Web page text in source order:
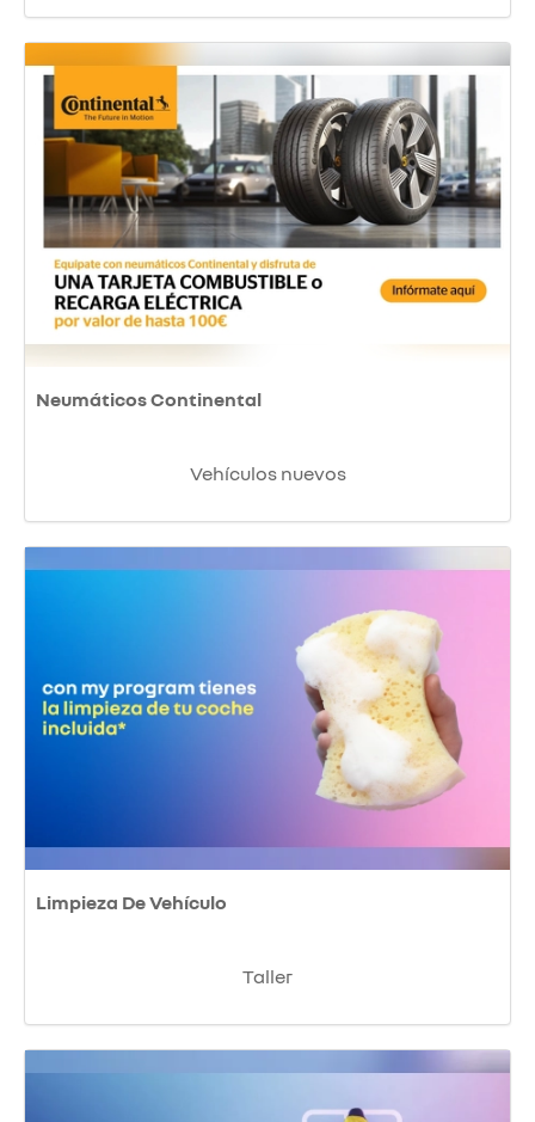
Neumáticos Continental
Vehículos nuevos
Limpieza De Vehículo
Taller